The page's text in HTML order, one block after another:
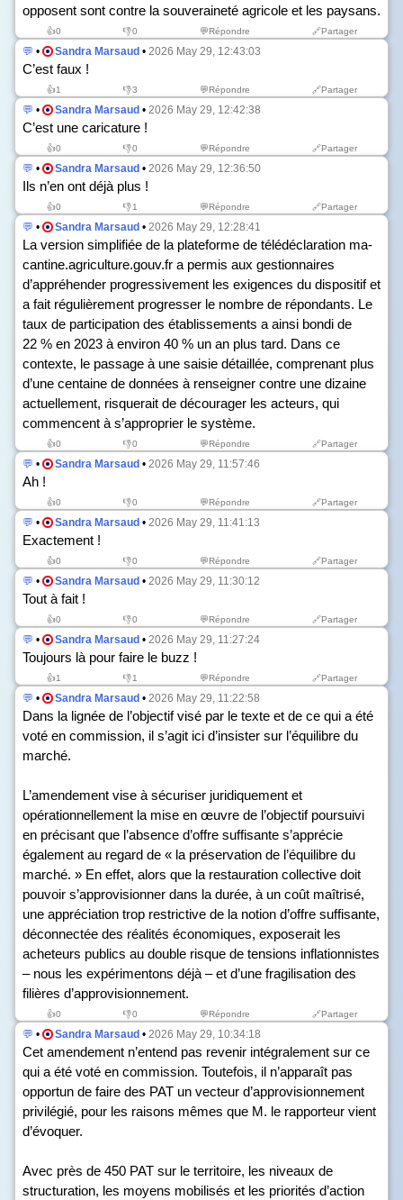
opposent sont contre la souveraineté agricole et les paysans.
👍0 👎0 💬Répondre 🔗Partager
💬 • Sandra Marsaud • 2026 May 29, 12:43:03
C’est faux !
👍1 👎3 💬Répondre 🔗Partager
💬 • Sandra Marsaud • 2026 May 29, 12:42:38
C’est une caricature !
👍0 👎0 💬Répondre 🔗Partager
💬 • Sandra Marsaud • 2026 May 29, 12:36:50
Ils n’en ont déjà plus !
👍0 👎1 💬Répondre 🔗Partager
💬 • Sandra Marsaud • 2026 May 29, 12:28:41
La version simplifiée de la plateforme de télédéclaration ma-
cantine.agriculture.gouv.fr a permis aux gestionnaires
d’appréhender progressivement les exigences du dispositif et
a fait régulièrement progresser le nombre de répondants. Le
taux de participation des établissements a ainsi bondi de
22 % en 2023 à environ 40 % un an plus tard. Dans ce
contexte, le passage à une saisie détaillée, comprenant plus
d’une centaine de données à renseigner contre une dizaine
actuellement, risquerait de décourager les acteurs, qui
commencent à s’approprier le système.
👍0 👎0 💬Répondre 🔗Partager
💬 • Sandra Marsaud • 2026 May 29, 11:57:46
Ah !
👍0 👎0 💬Répondre 🔗Partager
💬 • Sandra Marsaud • 2026 May 29, 11:41:13
Exactement !
👍0 👎0 💬Répondre 🔗Partager
💬 • Sandra Marsaud • 2026 May 29, 11:30:12
Tout à fait !
👍0 👎0 💬Répondre 🔗Partager
💬 • Sandra Marsaud • 2026 May 29, 11:27:24
Toujours là pour faire le buzz !
👍1 👎1 💬Répondre 🔗Partager
💬 • Sandra Marsaud • 2026 May 29, 11:22:58
Dans la lignée de l’objectif visé par le texte et de ce qui a été
voté en commission, il s’agit ici d’insister sur l’équilibre du
marché.
L’amendement vise à sécuriser juridiquement et
opérationnellement la mise en œuvre de l’objectif poursuivi
en précisant que l’absence d’offre suffisante s’apprécie
également au regard de « la préservation de l’équilibre du
marché. » En effet, alors que la restauration collective doit
pouvoir s’approvisionner dans la durée, à un coût maîtrisé,
une appréciation trop restrictive de la notion d’offre suffisante,
déconnectée des réalités économiques, exposerait les
acheteurs publics au double risque de tensions inflationnistes
– nous les expérimentons déjà – et d’une fragilisation des
filières d’approvisionnement.
👍0 👎0 💬Répondre 🔗Partager
💬 • Sandra Marsaud • 2026 May 29, 10:34:18
Cet amendement n’entend pas revenir intégralement sur ce
qui a été voté en commission. Toutefois, il n’apparaît pas
opportun de faire des PAT un vecteur d’approvisionnement
privilégié, pour les raisons mêmes que M. le rapporteur vient
d’évoquer.
Avec près de 450 PAT sur le territoire, les niveaux de
structuration, les moyens mobilisés et les priorités d’action